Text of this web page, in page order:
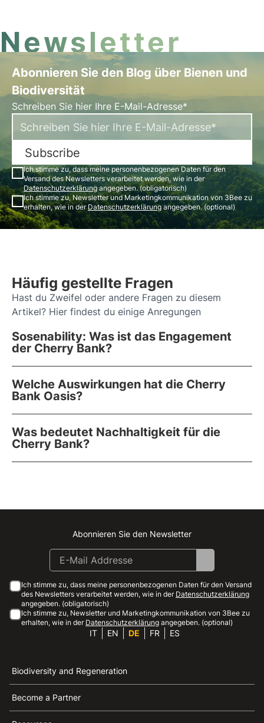
Newsletter
Abonnieren Sie den Blog über Bienen und
Biodiversität
Schreiben Sie hier Ihre E-Mail-Adresse*
Subscribe
Ich stimme zu, dass meine personenbezogenen Daten für den
Versand des Newsletters verarbeitet werden, wie in der
Datenschutzerklärungangegeben. (obligatorisch)
Ich stimme zu, Newsletter und Marketingkommunikation von 3Bee zu
erhalten, wie in derDatenschutzerklärungangegeben. (optional)
Häufig gestellte Fragen
Hast du Zweifel oder andere Fragen zu diesem
Artikel? Hier findest du einige Anregungen
Sosenability: Was ist das Engagement
der Cherry Bank?
Welche Auswirkungen hat die Cherry
Bank Oasis?
Was bedeutet Nachhaltigkeit für die
Cherry Bank?
Instagram
Facebook
Linkedin
Youtube
Abonnieren Sie den Newsletter
Ich stimme zu, dass meine personenbezogenen Daten für den Versand
des Newsletters verarbeitet werden, wie in der Datenschutzerklärung
angegeben. (obligatorisch)
Ich stimme zu, Newsletter und Marketingkommunikation von 3Bee zu
erhalten, wie in der Datenschutzerklärung angegeben. (optional)
IT EN DE FR ES
Biodiversity and Regeneration
Become a Partner